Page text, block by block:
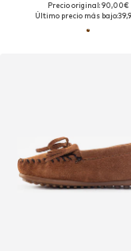
Precio original: 90,00€
Último precio más bajo: